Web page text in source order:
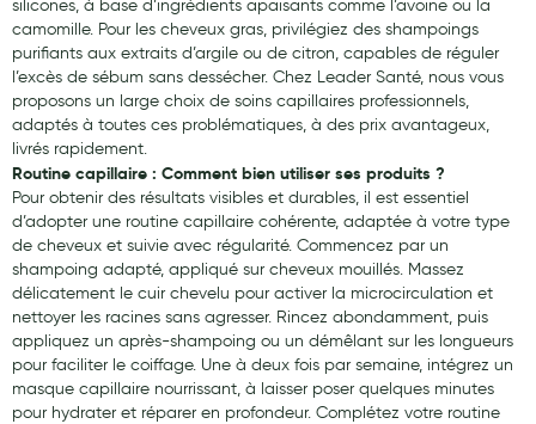
Douleurs articulaires et musculaires
Santé séniors
Anti acariens, anti gale, anti tiques, insectifuges
Vétérinaire
Incontinence
Ronflement
Autotests
Protections auditives
Lunettes
silicones, à base d’ingrédients apaisants comme l’avoine ou la
camomille. Pour les cheveux gras, privilégiez des shampoings
purifiants aux extraits d’argile ou de citron, capables de réguler
l’excès de sébum sans dessécher. Chez Leader Santé, nous vous
proposons un large choix de soins capillaires professionnels,
adaptés à toutes ces problématiques, à des prix avantageux,
livrés rapidement.
Routine capillaire : Comment bien utiliser ses produits ?
Pour obtenir des résultats visibles et durables, il est essentiel
d’adopter une routine capillaire cohérente, adaptée à votre type
de cheveux et suivie avec régularité. Commencez par un
shampoing adapté, appliqué sur cheveux mouillés. Massez
délicatement le cuir chevelu pour activer la microcirculation et
nettoyer les racines sans agresser. Rincez abondamment, puis
appliquez un après-shampoing ou un démêlant sur les longueurs
pour faciliter le coiffage. Une à deux fois par semaine, intégrez un
masque capillaire nourrissant, à laisser poser quelques minutes
pour hydrater et réparer en profondeur. Complétez votre routine